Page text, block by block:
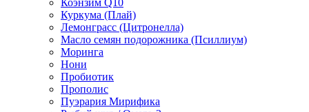
Коэнзим Q10
Куркума (Плай)
Лемонграсс (Цитронелла)
Масло семян подорожника (Псиллиум)
Моринга
Нони
Пробиотик
Прополис
Пуэрария Мирифика